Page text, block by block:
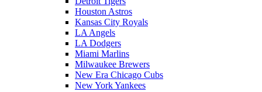
Houston Astros
Kansas City Royals
LA Angels
LA Dodgers
Miami Marlins
Milwaukee Brewers
New Era Chicago Cubs
New York Yankees